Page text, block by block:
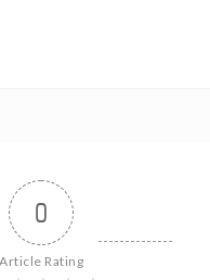
0
Article Rating